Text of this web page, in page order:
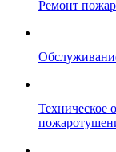
Ремонт
Техническое